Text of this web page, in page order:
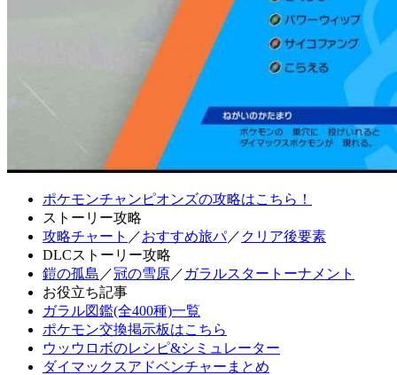
ポケモンチャンピオンズの攻略はこちら！
ストーリー攻略
攻略チャート ／おすすめ旅パ／ クリア後要素
DLCストーリー攻略
鎧の孤島 ／冠の雪原／ ガラルスタートーナメント
お役立ち記事
ガラル図鑑(全400種)一覧
ポケモン交換掲示板はこちら
ウッウロボのレシピ&シミュレーター
ダイマックスアドベンチャーまとめ